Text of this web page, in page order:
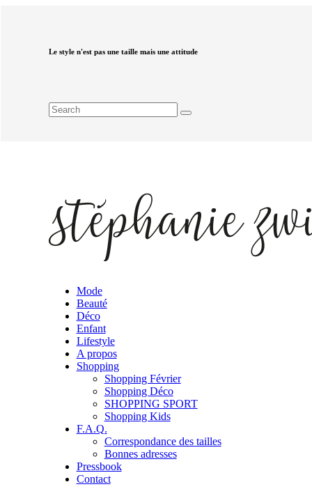
Le style n'est pas une taille mais une attitude
Mode
Beauté
Déco
Enfant
Lifestyle
A propos
Shopping
Shopping Février
Shopping Déco
SHOPPING SPORT
Shopping Kids
F.A.Q.
Correspondance des tailles
Bonnes adresses
Pressbook
Contact